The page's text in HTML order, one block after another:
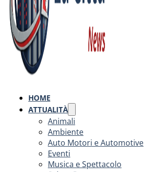
HOME
ATTUALITÀ
Animali
Ambiente
Auto Motori e Automotive
Eventi
Musica e Spettacolo